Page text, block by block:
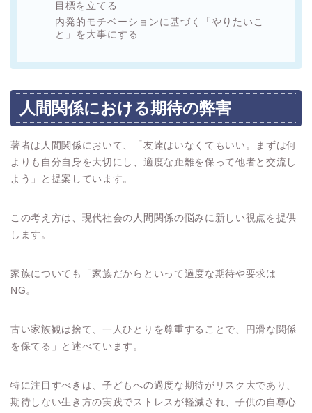
目標を立てる
内発的モチベーションに基づく「やりたいこ
と」を大事にする
人間関係における期待の弊害
著者は人間関係において、「友達はいなくてもいい。まずは何
よりも自分自身を大切にし、適度な距離を保って他者と交流し
よう」と提案しています。
この考え方は、現代社会の人間関係の悩みに新しい視点を提供
します。
家族についても「家族だからといって過度な期待や要求は
NG。
古い家族観は捨て、一人ひとりを尊重することで、円滑な関係
を保てる」と述べています。
特に注目すべきは、子どもへの過度な期待がリスク大であり、
期待しない生き方の実践でストレスが軽減され、子供の自尊心